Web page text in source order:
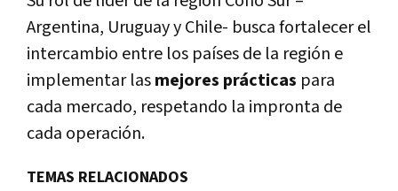
Argentina, Uruguay y Chile- busca fortalecer el
intercambio entre los países de la región e
implementar lasmejores prácticas para
cada mercado, respetando la impronta de
cada operación.
TEMAS RELACIONADOS